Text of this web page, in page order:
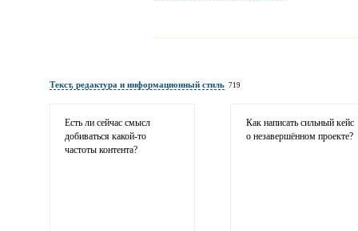
обязательны полностью для публикации
Текст, редактура и информационный стиль 719
Есть ли сейчас смысл
добиватьсякакой-то
частоты контента?
Как написать сильный кейс
о незавершённом проекте?